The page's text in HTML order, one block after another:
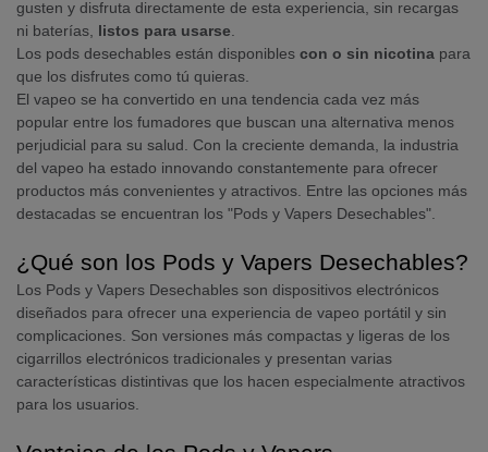
gusten y disfruta directamente de esta experiencia, sin recargas
ni baterías, listos para usarse.
Los pods desechables están disponibles con o sin nicotina para
que los disfrutes como tú quieras.
El vapeo se ha convertido en una tendencia cada vez más
popular entre los fumadores que buscan una alternativa menos
perjudicial para su salud. Con la creciente demanda, la industria
del vapeo ha estado innovando constantemente para ofrecer
productos más convenientes y atractivos. Entre las opciones más
destacadas se encuentran los "Pods y Vapers Desechables".
¿Qué son los Pods y Vapers Desechables?
Los Pods y Vapers Desechables son dispositivos electrónicos
diseñados para ofrecer una experiencia de vapeo portátil y sin
complicaciones. Son versiones más compactas y ligeras de los
cigarrillos electrónicos tradicionales y presentan varias
características distintivas que los hacen especialmente atractivos
para los usuarios.